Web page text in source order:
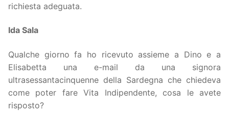
richiesta adeguata.
Ida Sala
Qualche giorno fa ho ricevuto assieme a Dino e a
Elisabetta una e-mail da una signora
ultrasessantacinquenne della Sardegna che chiedeva
come poter fare Vita Indipendente, cosa le avete
risposto?